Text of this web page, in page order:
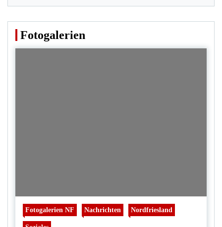
Fotogalerien
Fotogalerien NF Nachrichten Nordfriesland